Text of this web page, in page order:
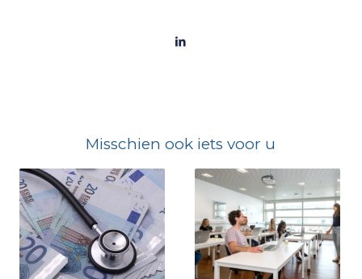
Misschien ook iets voor u